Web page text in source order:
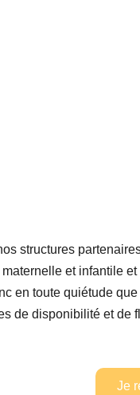
structures
et infantile
en toute quiétude
de disponibilité et de
Je